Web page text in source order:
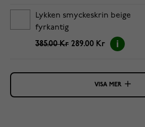
Lykken smyckeskrin beige
fyrkantig
385.00 Kr 289.00 Kr
VISA MER